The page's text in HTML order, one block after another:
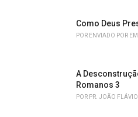
Como Deus
POR ENVIADO POR
A
Romanos 3
POR PR. JOÃO